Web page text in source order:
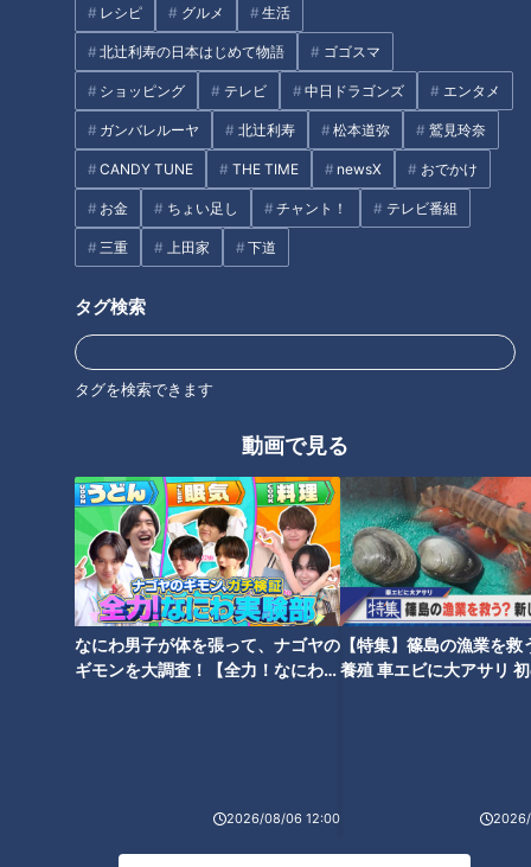
レシピ グルメ 生活
北辻利寿の日本はじめて物語 ゴゴスマ
ショッピング テレビ 中日ドラゴンズ エンタメ
ガンバレルーヤ 北辻利寿 松本道弥 鷲見玲奈
CANDY TUNE THE TIME newsX おでかけ
お金 ちょい足し チャント！ テレビ番組
三重 上田家 下道
タグ検索
タグを検索できます
動画で見る
なにわ男子が体を張って、ナゴヤの
ギモンを大調査！【全力！なにわ実
2026/08/06 12:00
【特集】篠島の漁業を救
養殖 車エビに大アサリ
「お父さん早く出て！」男性が
トイレにこもるのには理由があ
った！？トイレ研究家が語るそ
の理由とは？
冷たいもので頭が“キーン”とな
るのはなぜ？「アイスクリーム
頭痛」のメカニズムと対処法を
ご紹介
タグ
チャント！
「秋はなぜ食欲がわくの？」食
欲の秋には理由があった！止ま
らない食欲と体重増加を防ぐコ
「ラーメンを食べている時の鼻
水」を抑える方法がある！？出
る人と出ない人の差が明らか
に！